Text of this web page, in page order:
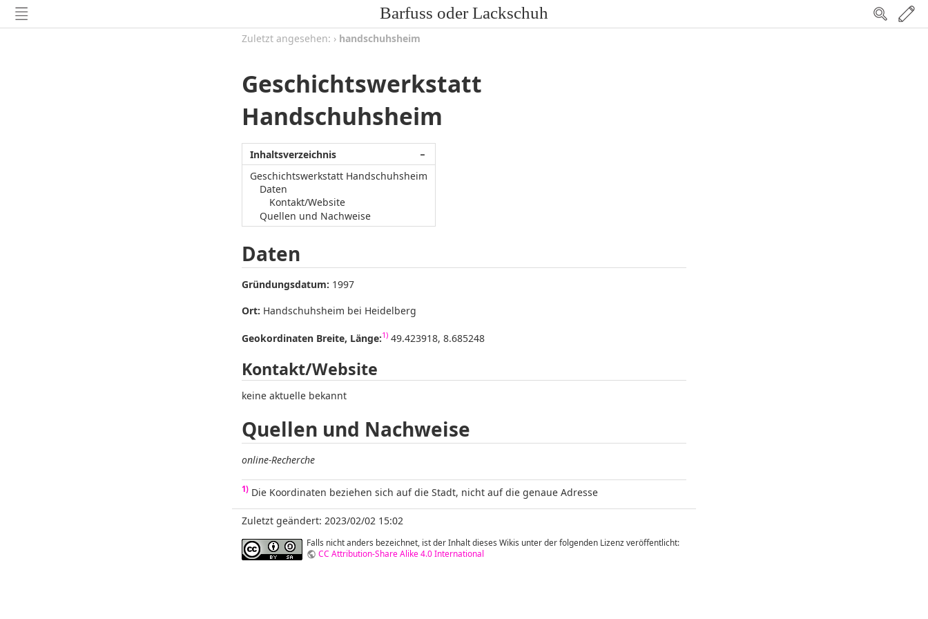
Barfuss oder Lackschuh
Zuletzt angesehen: › handschuhsheim
Geschichtswerkstatt
Handschuhsheim
−
Inhaltsverzeichnis
Geschichtswerkstatt Handschuhsheim
Daten
Kontakt/Website
Quellen und Nachweise
Daten
Gründungsdatum: 1997
Ort: Handschuhsheim bei Heidelberg
Geokordinaten Breite, Länge:1) 49.423918, 8.685248
Kontakt/Website
keine aktuelle bekannt
Quellen und Nachweise
online-Recherche
1) Die Koordinaten beziehen sich auf die Stadt, nicht auf die genaue Adresse
Zuletzt geändert: 2023/02/02 15:02
Falls nicht anders bezeichnet, ist der Inhalt dieses Wikis unter der folgenden Lizenz veröffentlicht:
CC Attribution-Share Alike 4.0 International